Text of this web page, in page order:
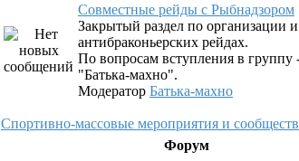
Совместные рейды с Рыбнадзором
Закрытый раздел по организации
антибраконьерских рейдах.
По вопросам вступления в группу
"Батька-махно".
Модератор Батька-махно
Спортивно-массовые мероприятия и
Форум